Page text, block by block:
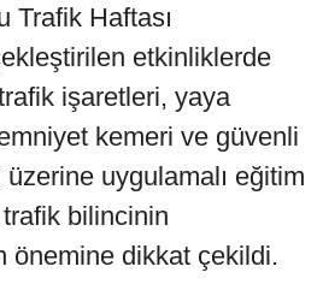
Trafik Haftası
etkinliklerde
işaretleri, yaya
kemeri ve güvenli
üzerine uygulamalı eğitim
bilincinin
önemine dikkat çekildi.